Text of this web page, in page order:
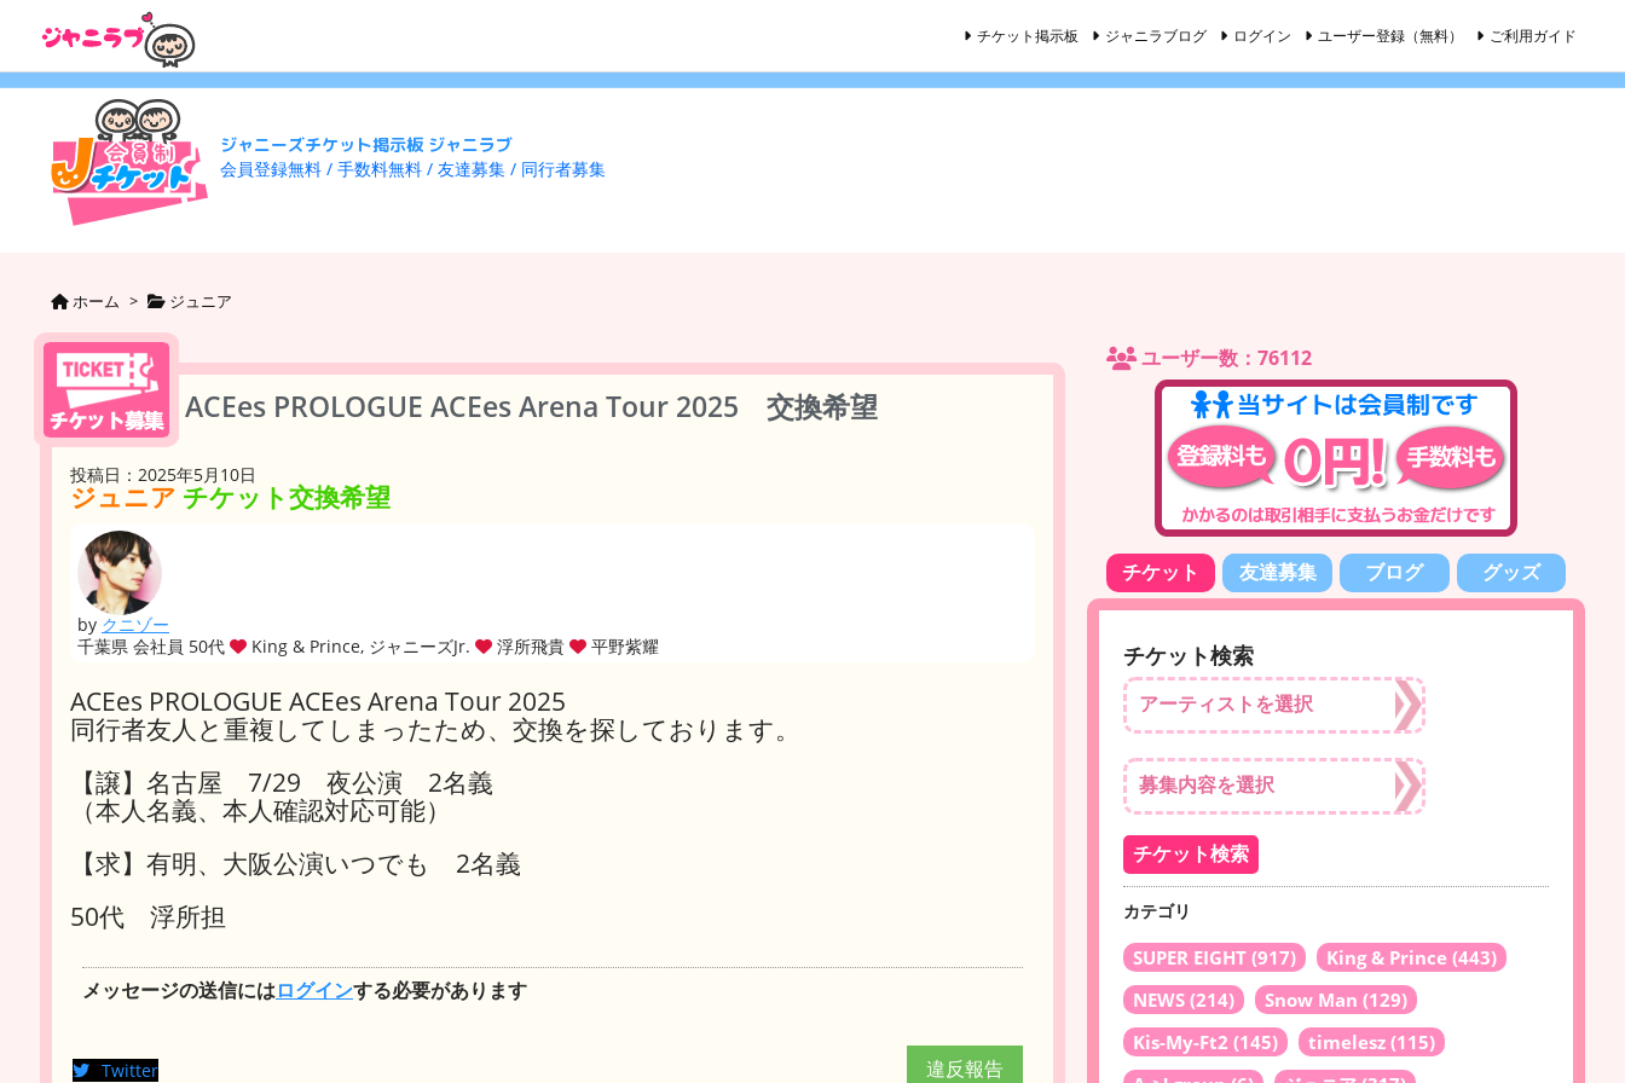
ジャニーズチケット掲示板 ジャニラブ
会員登録無料 / 手数料無料 / 友達募集 / 同行者募集
チケット掲示板 ジャニラブログ ログイン ユーザー登録（無料） ご利用ガイド
ホーム > ジュニア
ACEes PROLOGUE ACEes Arena Tour 2025 交換希望
投稿日：2025年5月10日
ジュニア チケット交換希望
by クニゾー
千葉県 会社員 50代
King & Prince, ジャニーズJr. 浮所飛貴 平野紫耀
ACEes PROLOGUE ACEes Arena Tour 2025
同行者友人と重複してしまったため、交換を探しております。
【譲】名古屋 7/29 夜公演 2名義
（本人名義、本人確認対応可能）
【求】有明、大阪公演いつでも 2名義
50代 浮所担
メッセージの送信にはログインする必要があります
違反報告
Twitter
ユーザー数：76112
チケット 友達募集 ブログ グッズ
チケット検索
カテゴリ
SUPER EIGHT (917) King & Prince (443)
NEWS (214) Snow Man (129)
Kis-My-Ft2 (145) timelesz (115)